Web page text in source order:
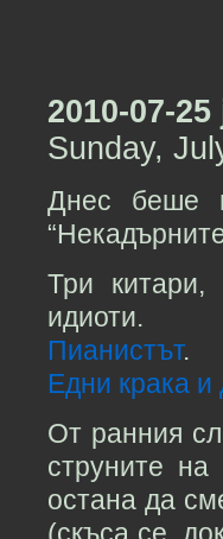
2010-07-
Sunday,
Днес беше
Три
идиоти.
Пианистът.
Едни крака и
От ранния
струните
остана да